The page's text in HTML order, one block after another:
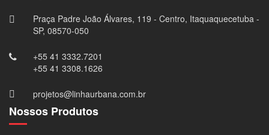
Praça Padre João Álvares, 119 - Centro, Itaquaquecetuba -
SP, 08570-050
+55 41 3332.7201
+55 41 3308.1626
projetos@linhaurbana.com.br
Nossos Produtos